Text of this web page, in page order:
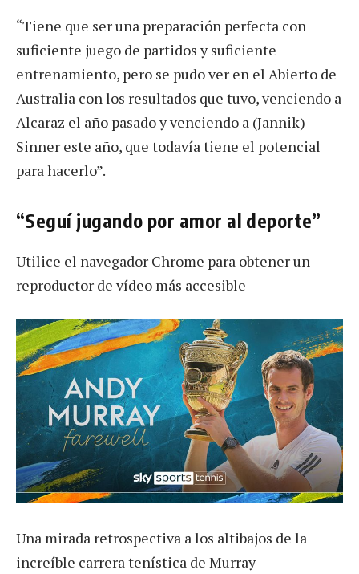
“Tiene que ser una preparación perfecta con
suficiente juego de partidos y suficiente
entrenamiento, pero se pudo ver en el Abierto de
Australia con los resultados que tuvo, venciendo a
Alcaraz el año pasado y venciendo a (Jannik)
Sinner este año, que todavía tiene el potencial
para hacerlo”.
“Seguí jugando por amor al deporte”
Utilice el navegador Chrome para obtener un
reproductor de vídeo más accesible
Una mirada retrospectiva a los altibajos de la
increíble carrera tenística de Murray